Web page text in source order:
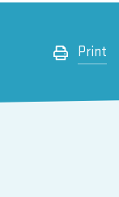
Print